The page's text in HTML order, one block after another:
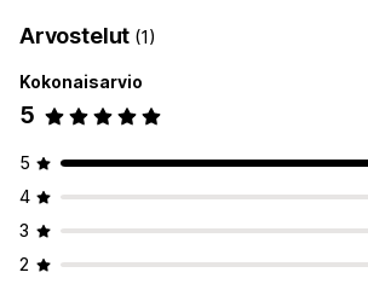
Arvostelut (1)
Kokonaisarvio
5
5
4
3
2